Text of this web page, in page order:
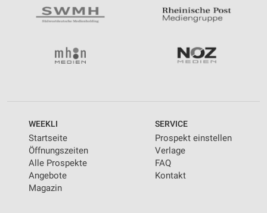
WEEKLI
Startseite
Öffnungszeiten
Alle Prospekte
Angebote
Magazin
SERVICE
Prospekt einstellen
Verlage
FAQ
Kontakt